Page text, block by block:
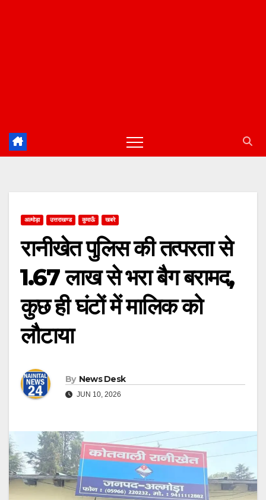
अल्मोड़ा उत्तराखण्ड कुमाऊँ खबरे
रानीखेत पुलिस की तत्परता से
₹1.67 लाख से भरा बैग बरामद,
कुछ ही घंटों में मालिक को
लौटाया
By News Desk
JUN 10, 2026